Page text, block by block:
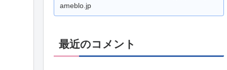
ameblo.jp
最近のコメント